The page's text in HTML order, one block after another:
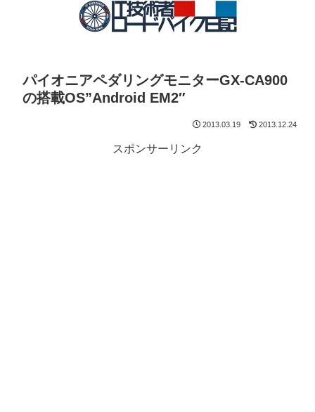
パイオニアペダリングモニターGX-CA900
の搭載OS”Android EM2″
2013.03.19 2013.12.24
スポンサーリンク